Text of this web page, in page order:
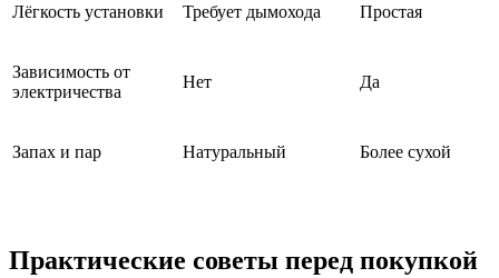
Лёгкость установки Требует дымохода Простая
Зависимость от
электричества
Нет Да
Запах и пар Натуральный Более сухой
Практические советы перед покупкой